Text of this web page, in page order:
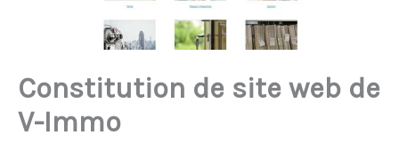
Constitution de site web de
V-Immo